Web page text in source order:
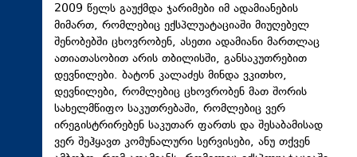
2009 წელს გაუქმდა ჯარიმები იმ ადამიანების
მიმართ, რომლებიც ექსპლუატაციაში მიუღებელ
შენობებში ცხოვრობენ, ასეთი ადამიანი მართლაც
ათიათასობით არის თბილისში, განსაკუთრებით
დევნილები. ბატონ კალაძეს მინდა ვკითხო,
დევნილები, რომლებიც ცხოვრობენ მათ შორის
სახელმწიფო საკუთრებაში, რომლებიც ვერ
ირეგისტრირებენ საკუთარ ფართს და შესაბამისად
ვერ შეჰყავთ კომუნალური სერვისები, ანუ თქვენ